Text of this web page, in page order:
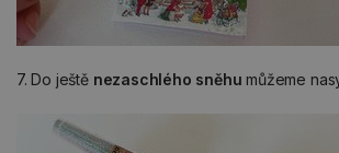
7. Do ještě nezaschlého sněhu můžeme